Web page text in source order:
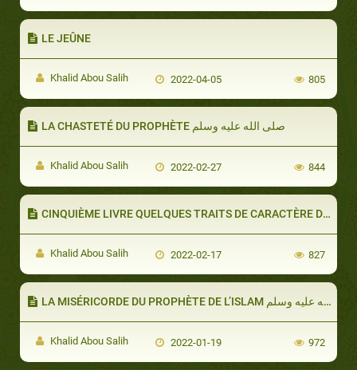
LE JEÛNE
Khalid Abou Salih 2022-04-05 805
LA CHASTETÉ DU PROPHÈTE صلى الله عليه وسلم
​Khalid Abou Salih 2022-02-27 844
Khalid Abou Salih 2022-02-17 827
Khalid Abou Salih 2022-01-19 972